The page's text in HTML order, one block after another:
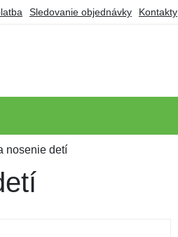
Sledovanie objednávky Kontakty
nosenie detí